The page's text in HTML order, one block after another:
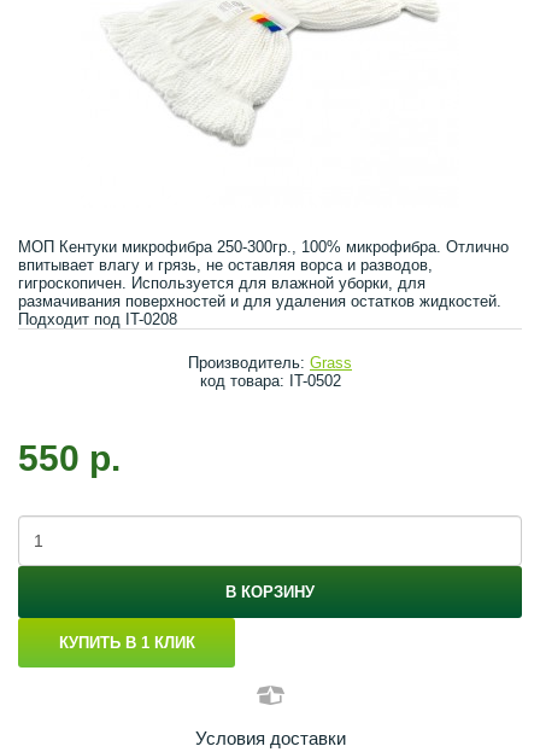
МОП Кентуки микрофибра 250-300гр., 100% микрофибра. Отлично
впитывает влагу и грязь, не оставляя ворса и разводов,
гигроскопичен. Используется для влажной уборки, для
размачивания поверхностей и для удаления остатков жидкостей.
Подходит под IT-0208
Производитель: Grass
код товара: IT-0502
550 р.
В КОРЗИНУ
КУПИТЬ В 1 КЛИК
Условия доставки